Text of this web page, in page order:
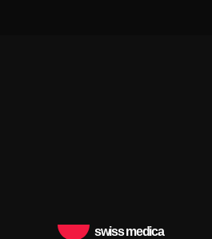
swiss medica